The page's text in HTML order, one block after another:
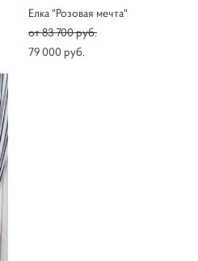
Елка "Розовая мечта"
от 83 700 pуб.
79 000 pуб.